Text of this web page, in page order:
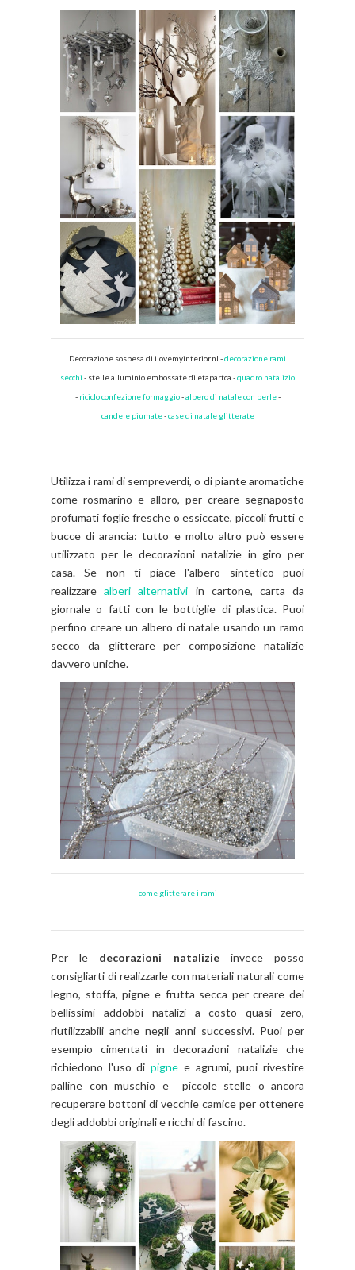
Decorazione sospesa di ilovemyinterior.nl -decorazione rami
secchi - stelle alluminio embossate di etapartca -quadro natalizio
- riciclo confezione formaggio-albero di natale con perle-
candele piumate-case di natale glitterate
Utilizza i rami di sempreverdi, o di piante aromatiche
come rosmarino e alloro, per creare segnaposto
profumati foglie fresche o essiccate, piccoli frutti e
bucce di arancia: tutto e molto altro può essere
utilizzato per le decorazioni natalizie in giro per
casa. Se non ti piace l'albero sintetico puoi
realizzarealberi alternativi in cartone, carta da
giornale o fatti con le bottiglie di plastica. Puoi
perfino creare un albero di natale usando un ramo
secco da glitterare per composizione natalizie
davvero uniche.
come glitterare i rami
Per le decorazioni natalizieinvece posso
consigliarti di realizzarle con materiali naturali come
legno, stoffa, pigne e frutta secca per creare dei
bellissimi addobbi natalizi a costo quasi zero,
riutilizzabili anche negli anni successivi. Puoi per
esempio cimentati in decorazioni natalizie che
richiedono l'uso dipigne e agrumi, puoi rivestire
palline con muschio e piccole stelle o ancora
recuperare bottoni di vecchie camice per ottenere
degli addobbi originali e ricchi di fascino.